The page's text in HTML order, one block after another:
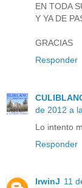
EN TODA
Y YA DE
GRACIAS
Responder
de 2012 a
Lo intento
Responder
IrwinJ 11